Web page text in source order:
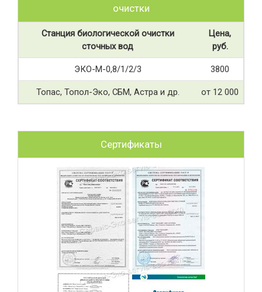
очистки
Станция биологической очистки
сточных вод
Цена,
руб.
ЭКО-М-0,8/1/2/3 3800
Топас, Топол-Эко, СБМ, Астра и др. от 12 000
Сертификаты